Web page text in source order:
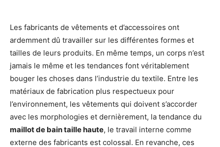
Les fabricants de vêtements et d’accessoires ont
ardemment dû travailler sur les différentes formes et
tailles de leurs produits. En même temps, un corps n’est
jamais le même et les tendances font véritablement
bouger les choses dans l’industrie du textile. Entre les
matériaux de fabrication plus respectueux pour
l’environnement, les vêtements qui doivent s’accorder
avec les morphologies et dernièrement, la tendance du
maillot de bain taille haute, le travail interne comme
externe des fabricants est colossal. En revanche, ces